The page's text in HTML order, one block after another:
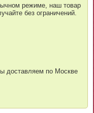
режиме, наш товар
без ограничений.
доставляем по Москве